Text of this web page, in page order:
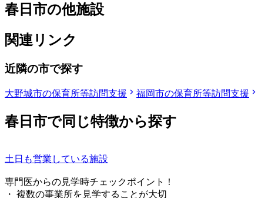
春日市の他施設
関連リンク
近隣の市で探す
大野城市の保育所等訪問支援 福岡市の保育所等訪問支援
春日市で同じ特徴から探す
土日も営業している施設
専門医からの見学時チェックポイント！
・ 複数の事業所を見学することが大切